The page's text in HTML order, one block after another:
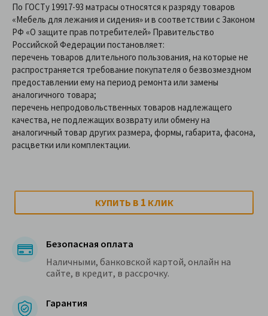
По ГОСТу 19917-93 матрасы относятся к разряду товаров
«Мебель для лежания и сидения» и в соответствии с Законом
РФ «О защите прав потребителей» Правительство
Российской Федерации постановляет:
перечень товаров длительного пользования, на которые не
распространяется требование покупателя о безвозмездном
предоставлении ему на период ремонта или замены
аналогичного товара;
перечень непродовольственных товаров надлежащего
качества, не подлежащих возврату или обмену на
аналогичный товар других размера, формы, габарита, фасона,
расцветки или комплектации.
КУПИТЬ В 1 КЛИК
Безопасная оплата
Наличными, банковской картой, онлайн на
сайте, в кредит, в рассрочку.
Гарантия